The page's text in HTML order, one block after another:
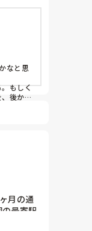
なと思
もしく
後から
す。興
土、寒
行って
かなと
月の通
最寄駅
す